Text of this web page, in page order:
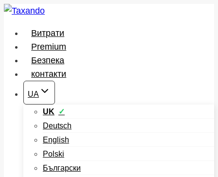
Перейти
вмісту
Витрати
Premium
Безпека
контакти
UA
UK
Deutsch
English
Polski
Български